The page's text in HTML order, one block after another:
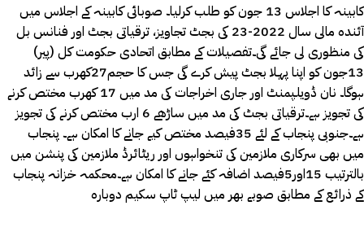
کابینہ کا اجلاس 13 جون کو طلب کرلیا۔ صوبائی کابینہ کے اجلاس میں
آئندہ مالی سال 2022-23 کی بجٹ تجاویز، ترقیاتی بجٹ اور فنانس بل
کی منظوری لی جائے گی۔تفصیلات کے مطابق اتحادی حکومت کل (پیر)
13جون کو اپنا پہلا بجٹ پیش کرے گی جس کا حجم27کھرب سے زائد
ہوگا۔ نان ڈویلپمنٹ اور جاری اخراجات کی مد میں 17 کھرب مختص کرنے
کی تجویز ہے۔ترقیاتی بجٹ کی مد میں ساڑھے 6 ارب مختص کرنے کی تجویز
ہے۔جنوبی پنجاب کے لئے 35فیصد مختص کیے جانے کا امکان ہے۔ پنجاب
میں بھی سرکاری ملازمین کی تنخواہوں اور ریٹائرڈ ملازمین کی پنشن میں
بالترتیب 15اور5فیصد اضافہ کئے جانے کا امکان ہے۔محکمہ خزانہ پنجاب
کے ذرائع کے مطابق صوبے بھر میں لیپ ٹاپ سکیم دوبارہ